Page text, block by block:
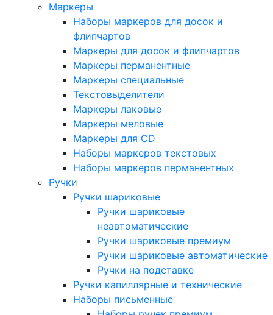
Маркеры
Наборы маркеров для досок и
флипчартов
Маркеры для досок и флипчартов
Маркеры перманентные
Маркеры специальные
Текстовыделители
Маркеры лаковые
Маркеры меловые
Маркеры для CD
Наборы маркеров текстовых
Наборы маркеров перманентных
Ручки
Ручки шариковые
Ручки шариковые
неавтоматические
Ручки шариковые премиум
Ручки шариковые автоматические
Ручки на подставке
Ручки капиллярные и технические
Наборы письменные